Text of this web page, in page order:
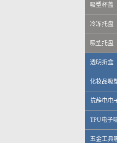
吸塑杯盖
冷冻托盘
吸塑托盘
透明折盒
化妆品吸
抗静电电
TPU电子
五金工具